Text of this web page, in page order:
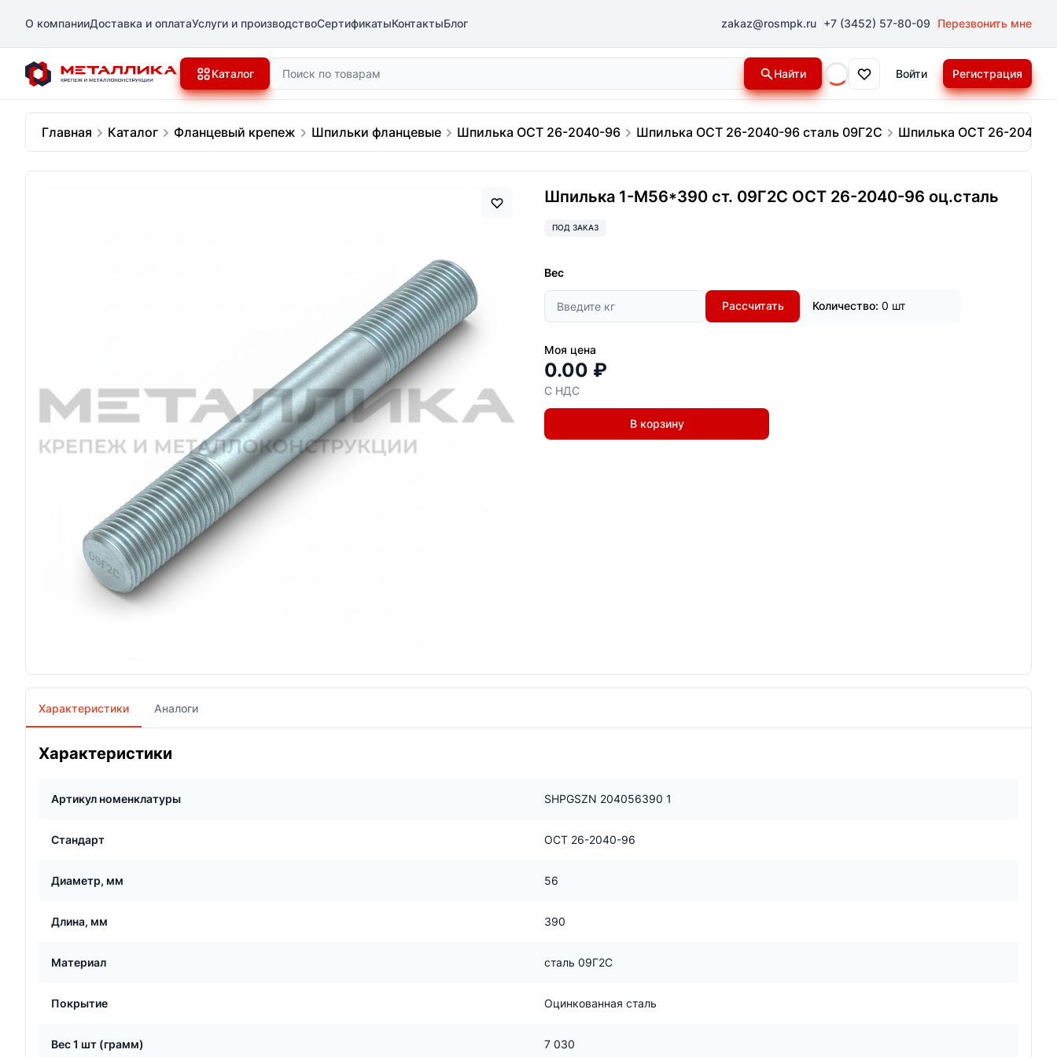
О компанииДоставка и оплатаУслуги и производствоСертификатыКонтактыБлог zakaz@rosmpk.ru +7 (3452) 57-80-09 Перезвонить мне
Каталог Поиск Найти
Loading...
Войти Регистрация
Главная Каталог Фланцевый крепеж Шпильки фланцевые Шпилька ОСТ 26-2040-96 Шпилька ОСТ 26-2040-96 сталь 09Г2С Шпилька ОСТ 26-2040-
Шпилька 1-М56*390 ст. 09Г2С ОСТ 26-2040-96 оц.сталь
ПОД ЗАКАЗ
Вес
Рассчитать Количество: 0 шт
Моя цена
0.00 ₽
С НДС
В корзину
Характеристики Аналоги
Характеристики
Артикул номенклатуры SHPGSZN 204056390 1
Стандарт ОСТ 26-2040-96
Диаметр, мм 56
Длина, мм 390
Материал сталь 09Г2С
Покрытие Оцинкованная сталь
Вес 1 шт (грамм) 7 030